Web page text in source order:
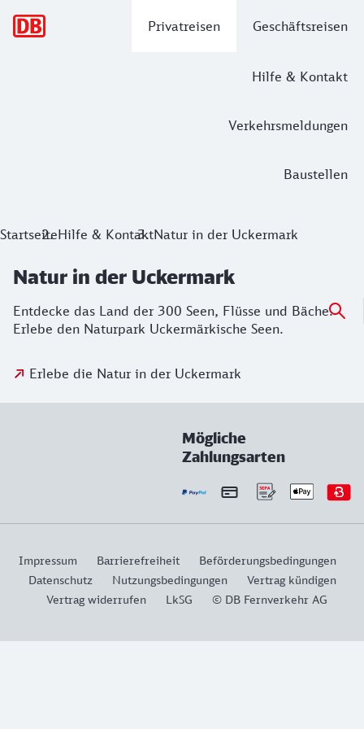
Privatreisen Geschäftsreisen
Hilfe & Kontakt
Verkehrsmeldungen
Baustellen
StartseiteHilfe & KontaktNatur in der Uckermark
Natur in der Uckermark
Entdecke das Land der 300 Seen, Flüsse und Bäche.
Erlebe den Naturpark Uckermärkische Seen.
Erlebe die Natur in der Uckermark
Mögliche
Zahlungsarten
Impressum Barrierefreiheit
Beförderungsbedingungen
Datenschutz
Nutzungsbedingungen
Vertrag kündigen
Vertrag widerrufen
LkSG © DB Fernverkehr AG